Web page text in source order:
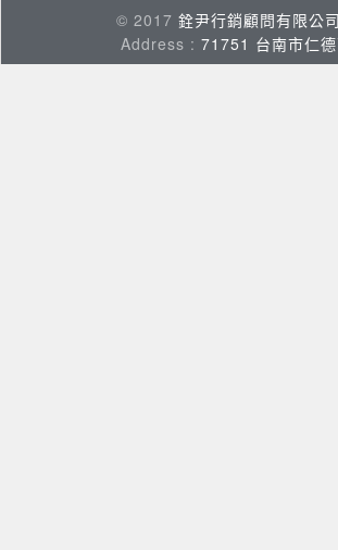
© 2017 銓尹行銷顧問有限公司
Address : 71751 台南市仁